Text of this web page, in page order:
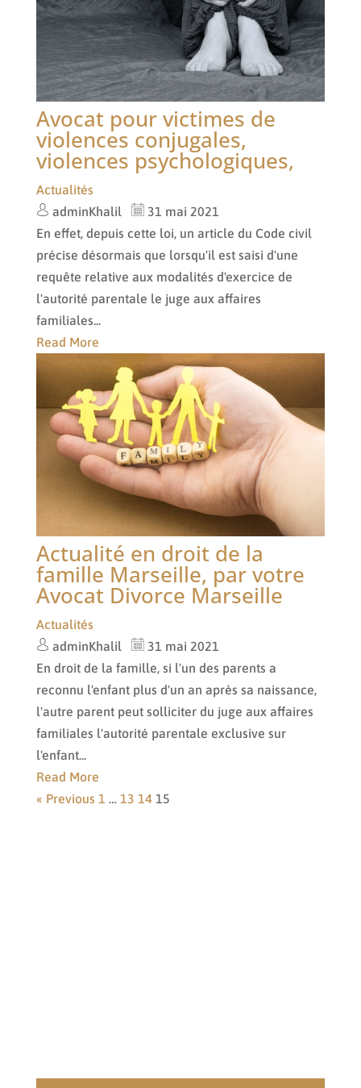
Avocat pour victimes de
violences conjugales,
violences psychologiques,
Actualités
adminKhalil
31 mai 2021
En effet, depuis cette loi, un article du Code civil
précise désormais que lorsqu'il est saisi d'une
requête relative aux modalités d'exercice de
l'autorité parentale le juge aux affaires
familiales...
Read More
Actualité en droit de la
famille Marseille, par votre
Avocat Divorce Marseille
Actualités
adminKhalil
31 mai 2021
En droit de la famille, si l'un des parents a
reconnu l'enfant plus d'un an après sa naissance,
l'autre parent peut solliciter du juge aux affaires
familiales l'autorité parentale exclusive sur
l'enfant...
Read More
« Previous 1 … 13 14 15